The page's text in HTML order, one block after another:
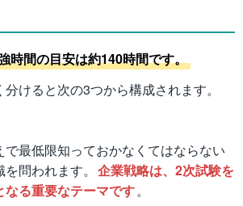
時間の目安は約140時間です。
けると次の3つから構成されます。
最低限知っておかなくてはならない
問われます。 企業戦略は、2次試験を
る重要なテーマです。